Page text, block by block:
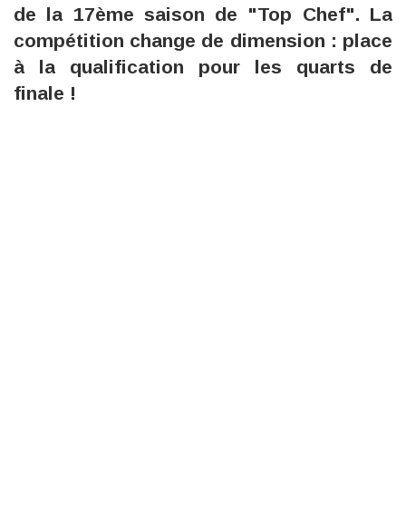
de la 17ème saison de "Top Chef". La
compétition change de dimension : place
à la qualification pour les quarts de
finale !